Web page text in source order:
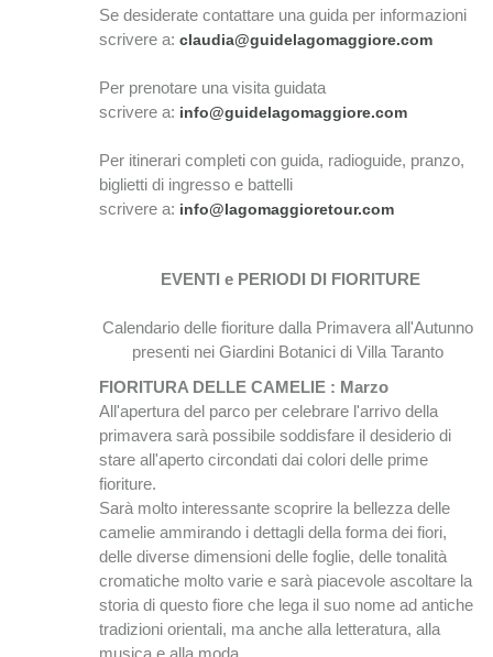
Se desiderate contattare una guida per informazioni
scrivere a: claudia@guidelagomaggiore.com
Per prenotare una visita guidata
scrivere a: info@guidelagomaggiore.com
Per itinerari completi con guida, radioguide, pranzo,
biglietti di ingresso e battelli
scrivere a: info@lagomaggioretour.com
EVENTI e PERIODI DI FIORITURE
Calendario delle fioriture dalla Primavera all'Autunno
presenti nei Giardini Botanici di Villa Taranto
FIORITURA DELLE CAMELIE : Marzo
All'apertura del parco per celebrare l'arrivo della
primavera sarà possibile soddisfare il desiderio di
stare all'aperto circondati dai colori delle prime
fioriture.
Sarà molto interessante scoprire la bellezza delle
camelie ammirando i dettagli della forma dei fiori,
delle diverse dimensioni delle foglie, delle tonalità
cromatiche molto varie e sarà piacevole ascoltare la
storia di questo fiore che lega il suo nome ad antiche
tradizioni orientali, ma anche alla letteratura, alla